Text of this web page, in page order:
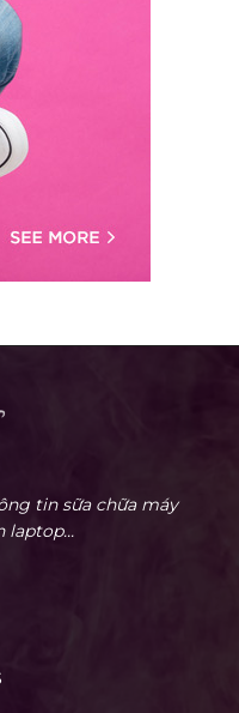
tin sữa chữa máy
laptop...